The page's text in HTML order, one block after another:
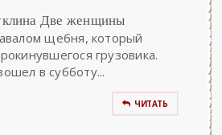
Две женщины
щебня, который
грузовика.
в субботу...
ЧИТАТЬ